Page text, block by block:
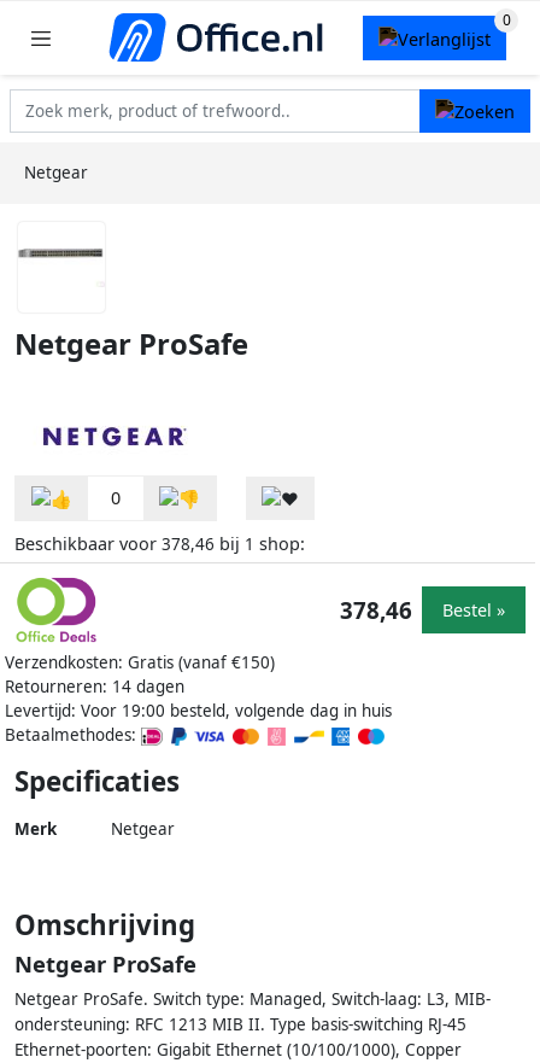
Netgear
Netgear ProSafe
0
Beschikbaar voor 378,46 bij 1 shop:
Verzendkosten: Gratis (vanaf €150)
Retourneren: 14 dagen
Levertijd: Voor 19:00 besteld, volgende dag in huis
Betaalmethodes:
378,46 Bestel »
Specificaties
Merk Netgear
Omschrijving
Netgear ProSafe
Netgear ProSafe. Switch type: Managed, Switch-laag: L3, MIB-
ondersteuning: RFC 1213 MIB II. Type basis-switching RJ-45
Ethernet-poorten: Gigabit Ethernet (10/100/1000), Copper